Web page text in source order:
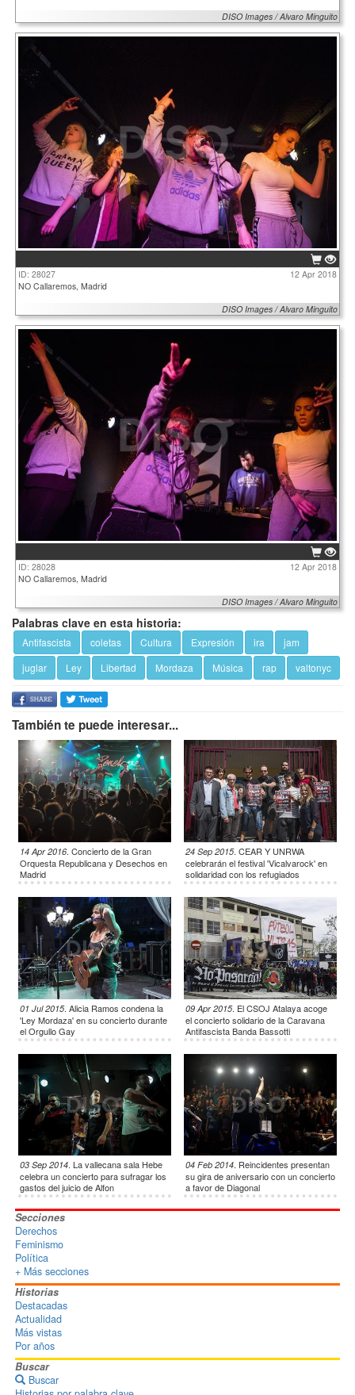
DISO Images / Alvaro Minguito
ID: 28027
12 Apr 2018
NO Callaremos, Madrid
DISO Images / Alvaro Minguito
ID: 28028
12 Apr 2018
NO Callaremos, Madrid
DISO Images / Alvaro Minguito
Palabras clave en esta historia:
Antifascista coletas Cultura Expresión ira
jam
juglar
Ley Libertad Mordaza Música rap valtonyc
También te puede interesar...
14 Apr 2016. Concierto de la Gran
Orquesta Republicana y Desechos en
Madrid
24 Sep 2015. CEAR Y UNRWA
celebrarán el festival 'Vicalvarock' en
solidaridad con los refugiados
01 Jul 2015. Alicia Ramos condena la
'Ley Mordaza' en su concierto durante
el Orgullo Gay
09 Apr 2015. El CSOJ Atalaya acoge
el concierto solidario de la Caravana
Antifascista Banda Bassotti
03 Sep 2014. La vallecana sala Hebe
celebra un concierto para sufragar los
gastos del juicio de Alfon
04 Feb 2014. Reincidentes presentan
su gira de aniversario con un concierto
a favor de Diagonal
Secciones
Derechos
Feminismo
Política
+ Más secciones
Historias
Destacadas
Actualidad
Más vistas
Por años
Buscar
Buscar